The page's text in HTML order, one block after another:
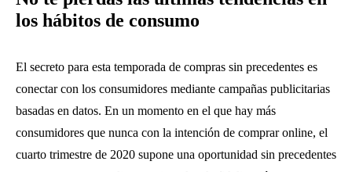
los hábitos de consumo
El secreto para esta temporada de compras sin precedentes es
conectar con los consumidores mediante campañas publicitarias
basadas en datos. En un momento en el que hay más
consumidores que nunca con la intención de comprar online, el
cuarto trimestre de 2020 supone una oportunidad sin precedentes